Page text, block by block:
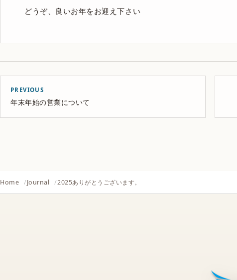
どうぞ、良いお年をお迎え下さい
PREVIOUS
年末年始の営業について
Home Journal 2025ありがとうございます。